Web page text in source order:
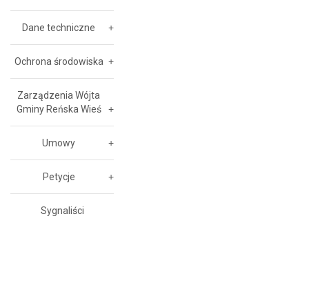
Dane techniczne
Ochrona środowiska
Zarządzenia Wójta
Gminy Reńska Wieś
Umowy
Petycje
Sygnaliści